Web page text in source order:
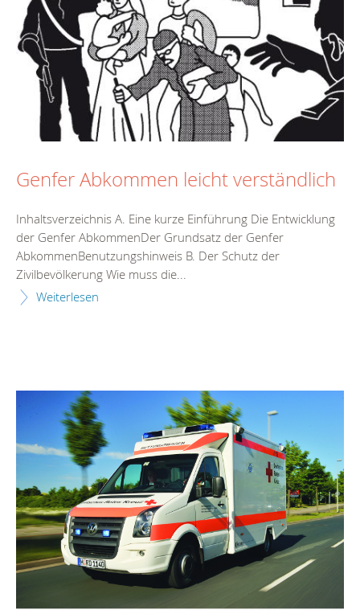
Genfer Abkommen leicht verständlich
Inhaltsverzeichnis A. Eine kurze Einführung Die Entwicklung
der Genfer AbkommenDer Grundsatz der Genfer
AbkommenBenutzungshinweis B. Der Schutz der
Zivilbevölkerung Wie muss die...
Weiterlesen